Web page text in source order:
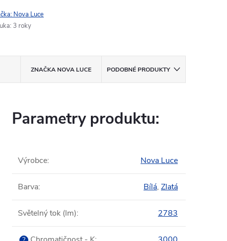
Nova Luce
: 3 roky
ZNAČKANOVA LUCE PODOBNÉ PRODUKTY
Parametry produktu:
Výrobce: Nova Luce
Barva: Bílá, Zlatá
Světelný tok (lm): 2783